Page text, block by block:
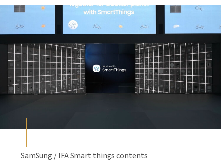
SamSung / IFA Smart things contents